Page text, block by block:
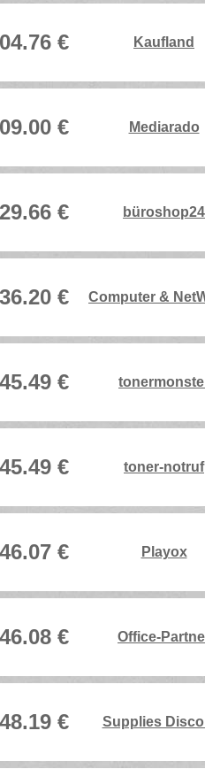
€ Kaufland
€ Mediarado
€ büroshop24
€ Computer &
€
€ toner-notruf
€ Playox
€ Office-
€ Supplies